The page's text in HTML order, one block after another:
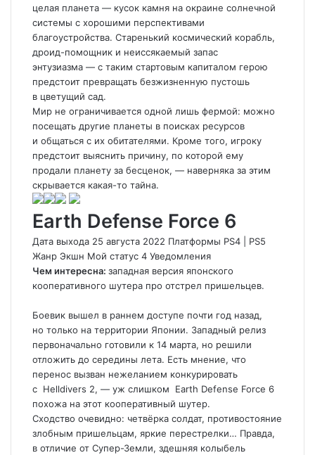
целая планета — кусок камня на окраине солнечной
системы с хорошими перспективами
благоустройства. Старенький космический корабль,
дроид-помощник и неиссякаемый запас
энтузиазма — с таким стартовым капиталом герою
предстоит превращать безжизненную пустошь
в цветущий сад.
Мир не ограничивается одной лишь фермой: можно
посещать другие планеты в поисках ресурсов
и общаться с их обитателями. Кроме того, игроку
предстоит выяснить причину, по которой ему
продали планету за бесценок, — наверняка за этим
скрывается какая-то тайна.
Earth Defense Force 6
Дата выхода 25 августа 2022 Платформы PS4
PS5
Жанр Экшн Мой статус 4 Уведомления
Чем интересна: западная версия японского
кооперативного шутера про отстрел пришельцев.
Боевик вышел в раннем доступе почти год назад,
но только на территории Японии. Западный релиз
первоначально готовили к 14 марта, но решили
отложить до середины лета. Есть мнение, что
перенос вызван нежеланием конкурировать
с Helldivers 2, — уж слишком
Earth Defense Force 6
похожа на этот кооперативный шутер.
Сходство очевидно: четвёрка солдат, противостояние
злобным пришельцам, яркие перестрелки… Правда,
в отличие от Супер-Земли, здешняя колыбель